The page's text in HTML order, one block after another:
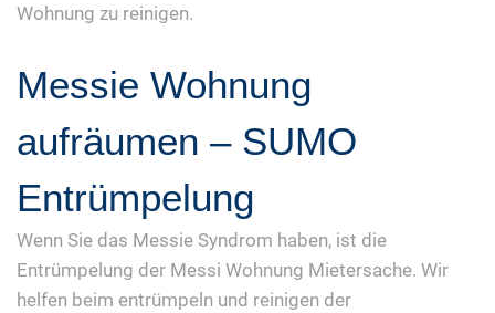
Wohnung zu reinigen.
Messie Wohnung
aufräumen – SUMO
Entrümpelung
Wenn Sie das Messie Syndrom haben, ist die
Entrümpelung der Messi Wohnung Mietersache. Wir
helfen beim entrümpeln und reinigen der